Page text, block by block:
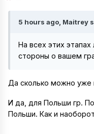
5 hours ago, Maitrey
На всех этих
стороны о вашем
Да сколько можно уже
И да, для Польши гр.
Польши. Как и